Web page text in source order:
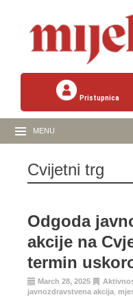
Pristupnica
MENU
Cvijetni trg
Odgoda
akcije na
termin
March 28, 2025
javnozdravstvena akcija